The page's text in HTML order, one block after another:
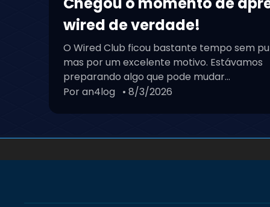
wired de verdade!
O Wired Club ficou bastante tempo sem
mas por um excelente motivo. Estávamos
preparando algo que pode mudar...
Por an4log • 8/3/2026